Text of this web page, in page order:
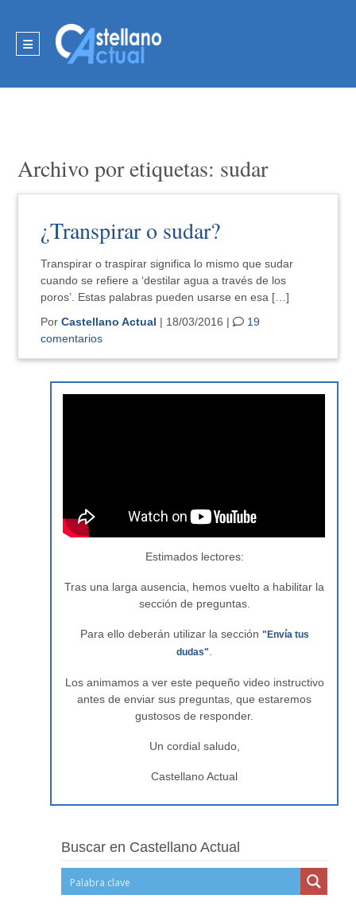
Archivo por etiquetas: sudar
¿Transpirar o sudar?
Transpirar o traspirar significa lo mismo que sudar
cuando se refiere a ‘destilar agua a través de los
poros’. Estas palabras pueden usarse en esa […]
PorCastellano Actual | 18/03/2016 |
19
comentarios
Estimados lectores:
Tras una larga ausencia, hemos vuelto a habilitar la
sección de preguntas.
Para ello deberán utilizar la sección "Envía tus
dudas"
Los animamos a ver este pequeño video instructivo
antes de enviar sus preguntas, que estaremos
gustosos de responder.
Un cordial saludo,
Castellano Actual
Buscar en Castellano Actual